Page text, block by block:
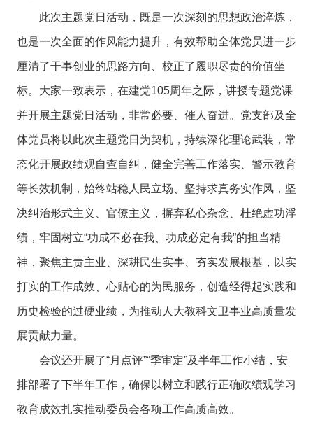
此次主题党日活动，既是一次深刻的思想政治淬炼，
也是一次全面的作风能力提升，有效帮助全体党员进一步
厘清了干事创业的思路方向、校正了履职尽责的价值坐
标。大家一致表示，在建党105周年之际，讲授专题党课
并开展主题党日活动，非常必要、催人奋进。党支部及全
体党员将以此次主题党日为契机，持续深化理论武装，常
态化开展政绩观自查自纠，健全完善工作落实、警示教育
等长效机制，始终站稳人民立场、坚持求真务实作风，坚
决纠治形式主义、官僚主义，摒弃私心杂念、杜绝虚功浮
绩，牢固树立“功成不必在我、功成必定有我”的担当精
神，聚焦主责主业、深耕民生实事、夯实发展根基，以实
打实的工作成效、心贴心的为民服务，创造经得起实践和
历史检验的过硬业绩，为推动人大教科文卫事业高质量发
展贡献力量。
会议还开展了“月点评”“季审定”及半年工作小结，安
排部署了下半年工作，确保以树立和践行正确政绩观学习
教育成效扎实推动委员会各项工作高质高效。